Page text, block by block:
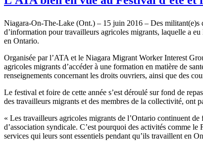
Niagara-On-The-Lake (Ont.) – 15 juin 2016 – Des
d’information pour travailleurs agricoles migrants, laquelle a
en Ontario.
Organisée par l’ATA et le Niagara Migrant Worker Interest
agricoles migrants d’accéder à une formation en matière de
renseignements concernant les droits ouvriers, ainsi que des
Le festival et foire de cette année s’est déroulé sur fond de
des travailleurs migrants et des membres de la collectivité, ont
« Les travailleurs agricoles migrants de l’Ontario continuent de
d’association syndicale. C’est pourquoi des activités comme
services qui leurs sont essentiels pendant qu’ils travaillent en